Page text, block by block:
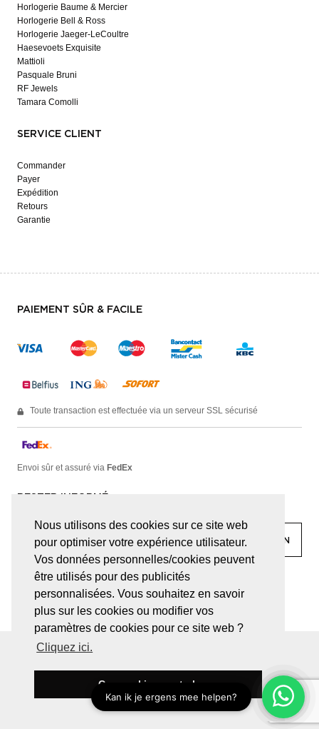
Nous utilisons des cookies sur ce site web
pour optimiser votre expérience utilisateur.
Vos données personnelles/cookies peuvent
être utilisés pour des publicités
personnalisées. Vous souhaitez en savoir
plus sur les cookies ou modifier vos
paramètres de cookies pour ce site web ?
Cliquez ici.
Ces cookies sont ok
Horlogerie Baume & Mercier
Horlogerie Bell & Ross
Horlogerie Jaeger-LeCoultre
Haesevoets Exquisite
Mattioli
Pasquale Bruni
RF Jewels
Tamara Comolli
SERVICE CLIENT
Commander
Payer
Expédition
Retours
Garantie
PAIEMENT SÛR & FACILE
Toute transaction est effectuée via un serveur SSL sécurisé
Envoi sûr et assuré via FedEx
facebook linkedin
SITE PAR